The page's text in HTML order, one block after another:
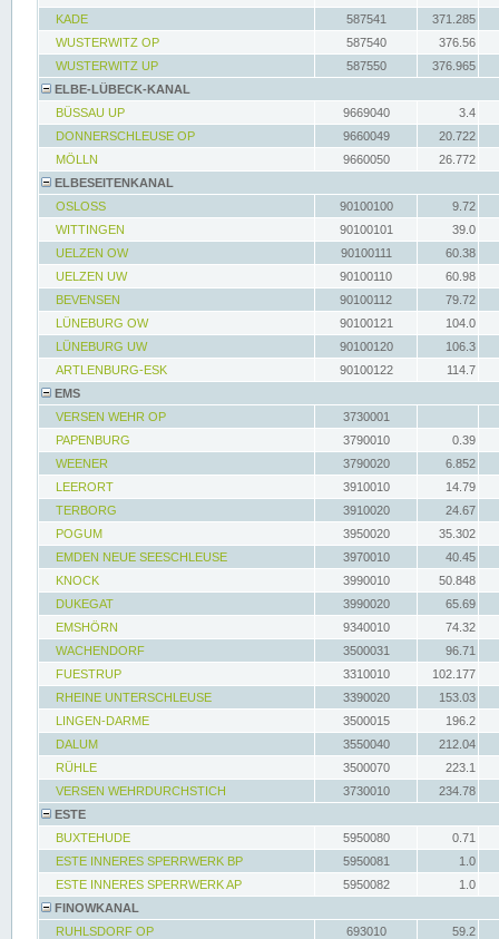
KADE
587541
371.285
WUSTERWITZ OP
587540
376.56
WUSTERWITZ UP
587550
376.965
ELBE-LÜBECK-KANAL
BÜSSAU UP
9669040
3.4
DONNERSCHLEUSE OP
9660049
20.722
MÖLLN
9660050
26.772
ELBESEITENKANAL
OSLOSS
90100100
9.72
WITTINGEN
90100101
39.0
UELZEN OW
90100111
60.38
UELZEN UW
90100110
60.98
BEVENSEN
90100112
79.72
LÜNEBURG OW
90100121
104.0
LÜNEBURG UW
90100120
106.3
ARTLENBURG-ESK
90100122
114.7
EMS
VERSEN WEHR OP
3730001
PAPENBURG
3790010
0.39
WEENER
3790020
6.852
LEERORT
3910010
14.79
TERBORG
3910020
24.67
POGUM
3950020
35.302
EMDEN NEUE SEESCHLEUSE
3970010
40.45
KNOCK
3990010
50.848
DUKEGAT
3990020
65.69
EMSHÖRN
9340010
74.32
WACHENDORF
3500031
96.71
FUESTRUP
3310010
102.177
RHEINE UNTERSCHLEUSE
3390020
153.03
LINGEN-DARME
3500015
196.2
DALUM
3550040
212.04
RÜHLE
3500070
223.1
VERSEN WEHRDURCHSTICH
3730010
234.78
ESTE
BUXTEHUDE
5950080
0.71
ESTE INNERES SPERRWERK BP
5950081
1.0
ESTE INNERES SPERRWERK AP
5950082
1.0
FINOWKANAL
RUHLSDORF OP
693010
59.2